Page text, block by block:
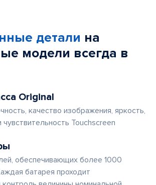
детали на
модели всегда в
Original
качество изображения, яркость,
Touchscreen
обеспечивающих более 1000
батарея проходит